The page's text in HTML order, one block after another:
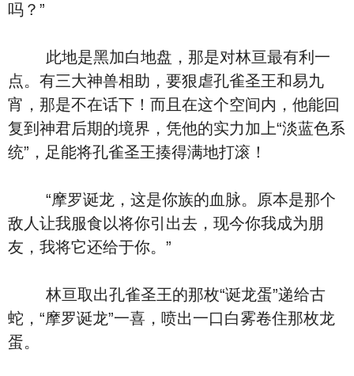
吗？”
此地是黑加白地盘，那是对林亘最有利一
点。有三大神兽相助，要狠虐孔雀圣王和易九
宵，那是不在话下！而且在这个空间内，他能回
复到神君后期的境界，凭他的实力加上“淡蓝色系
统”，足能将孔雀圣王揍得满地打滚！
“摩罗诞龙，这是你族的血脉。原本是那个
敌人让我服食以将你引出去，现今你我成为朋
友，我将它还给于你。”
林亘取出孔雀圣王的那枚“诞龙蛋”递给古
蛇，“摩罗诞龙”一喜，喷出一口白雾卷住那枚龙
蛋。